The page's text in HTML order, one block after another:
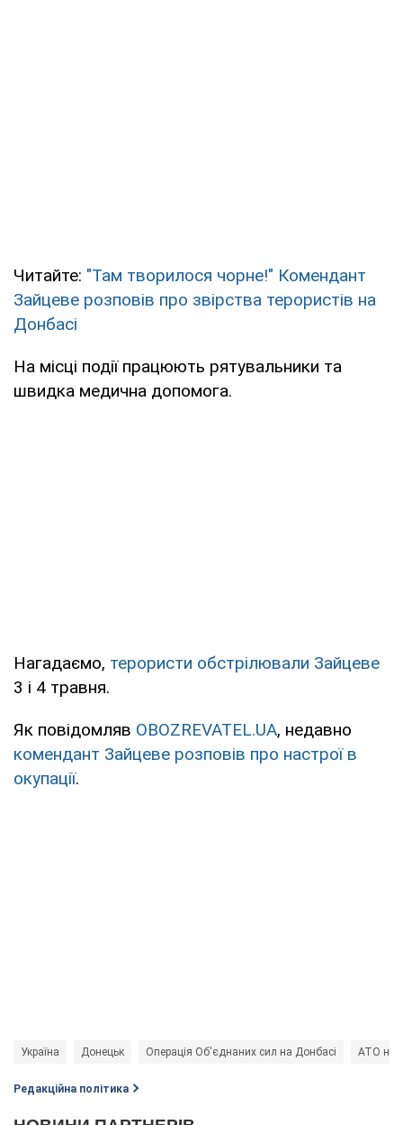
Читайте: "Там творилося чорне!" Комендант
Зайцеве розповів про звірства терористів на
Донбасі
На місці події працюють рятувальники та
швидка медична допомога.
Нагадаємо, терористи обстрілювали Зайцеве
3 і 4 травня.
Як повідомляв OBOZREVATEL.UA, недавно
комендант Зайцеве розповів про настрої в
окупації.
Україна Донецьк Операція Об'єднаних сил на Донбасі АТО на
Редакційна політика